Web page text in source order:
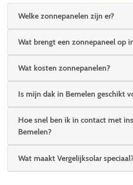
Welke zonnepanelen zijn er?
Wat brengt een zonnepaneel op
Wat kosten zonnepanelen?
Is mijn dak in Bemelen geschikt
Hoe snel ben ik in contact met
Bemelen?
Wat maakt Vergelijksolar